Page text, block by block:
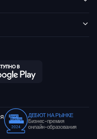
ДЕБЮТ НА РЫНКЕ
Бизнес-премия
онлайн-образования